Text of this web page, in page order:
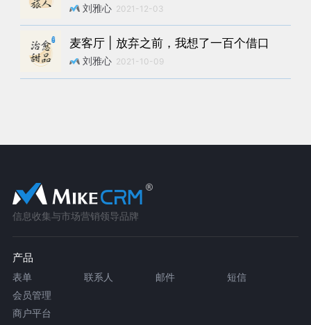
刘雅心 2021-12-03
麦客厅 | 放弃之前，我想了一百个借口
刘雅心 2021-10-09
信息收集与市场营销领导品牌
产品
表单 联系人 邮件
短信
会员管理
商户平台